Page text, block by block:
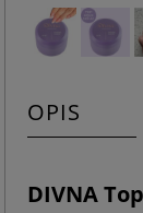
OPIS
DIVNA